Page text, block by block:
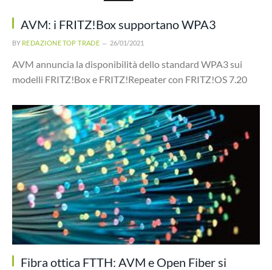
AVM: i FRITZ!Box supportano WPA3
BY REDAZIONE TOP TRADE 26/01/2021
AVM annuncia la disponibilità dello standard WPA3 sui
modelli FRITZ!Box e FRITZ!Repeater con FRITZ!OS 7.20
Fibra ottica FTTH: AVM e Open Fiber si